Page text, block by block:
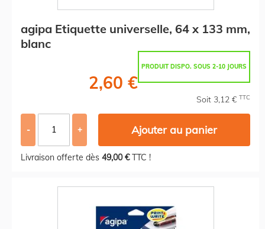
agipa Etiquette universelle, 64 x 133 mm,
blanc
PRODUIT DISPO. SOUS 2-10 JOURS
2,60 €
Soit 3,12 € TTC
- + Ajouter au panier
Livraison offerte dès 49,00 €TTC !